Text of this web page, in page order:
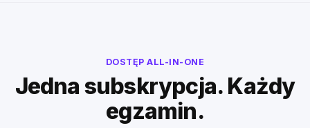
DOSTĘP ALL-IN-ONE
Jedna subskrypcja. Każdy
egzamin.